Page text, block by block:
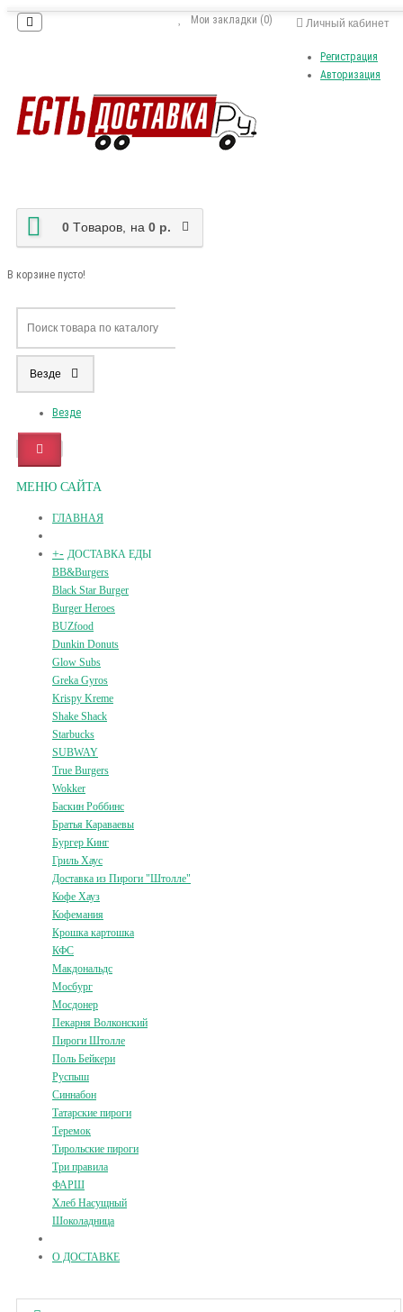
Личный кабинет
Регистрация
Авторизация
Мои закладки (0)
0 Tоваров, на 0 р.
В корзине пусто!
Везде
Везде
МЕНЮ САЙТА
ГЛАВНАЯ
+- ДОСТАВКА ЕДЫ
BB&Burgers
Black Star Burger
Burger Heroes
BUZfood
Dunkin Donuts
Glow Subs
Greka Gyros
Krispy Kreme
Shake Shack
Starbucks
SUBWAY
True Burgers
Wokker
Баскин Роббинс
Братья Караваевы
Бургер Кинг
Гриль Хаус
Доставка из Пироги "Штолле"
Кофе Хауз
Кофемания
Крошка картошка
КФС
Макдональдс
Мосбург
Мосдонер
Пекарня Волконский
Пироги Штолле
Поль Бейкери
Руспыш
Синнабон
Татарские пироги
Теремок
Тирольские пироги
Три правила
ФАРШ
Хлеб Насущный
Шоколадница
О ДОСТАВКЕ